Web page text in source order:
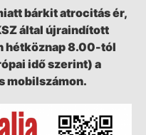
bárkit atrocitás ér,
által újraindított
hétköznap 8.00-tól
idő szerint) a
mobilszámon.